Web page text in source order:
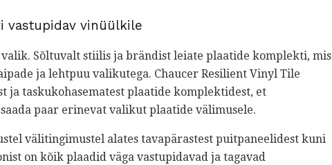
vastupidav vinüülkile
Sõltuvalt stiilis ja brändist leiate plaatide komplekti, mis
ja lehtpuu valikutega. Chaucer Resilient Vinyl Tile
ja taskukohasematest plaatide komplektidest, et
paar erinevat valikut plaatide välimusele.
välitingimustel alates tavapärastest puitpaneelidest kuni
on kõik plaadid väga vastupidavad ja tagavad